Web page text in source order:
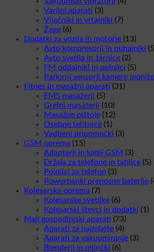
Varilni aparati (3)
Vijačniki in vrtalniki (7)
Žage (6)
Dodatki za vozila in motorje (13)
Avto kompresorji in puhalniki
Avto svetila in žarnice (2)
FM oddajniki in polnilci (5)
Parkirni senzorji kamere
Fitnes in masažni aparati (31)
EMS masažerji (5)
Grelni masažerji (10)
Masažne pištole (12)
Osebne tehtnice (1)
Vadbeni pripomočki (3)
GSM oprema (15)
Adapterji in kabli GSM (3)
Držala za telefone in tablice (5)
Polnilci za telefon (3)
Powerbanki prenosne baterije
Kolesarska oprema (7)
Kolesarske svetilke (6)
Kolesarski števci in dodatki (1)
Mali gospodinjski aparati (73)
Aparati za najmlajše (4)
Aparati za vakuumiranje (3)
Blenderji in mlinčki (6)